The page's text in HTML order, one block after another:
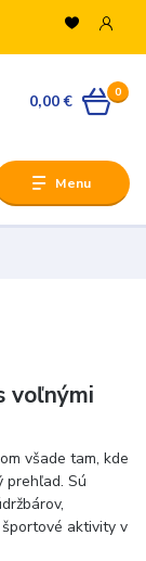
Menu
0
0,00 €
voľnými
všade tam, kde
prehľad. Sú
aktivity v